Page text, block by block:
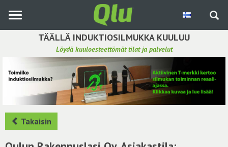
pääsisältöön
TÄÄLLÄ INDUKTIOSILMUKKA KUULUU
Löydä kuuloesteettömät tilat ja palvelut
Etsi induktiosilmukka
Tee ehdotus ja vaikuta kuulemiskokemukseen
Hae ehdotuksia
Käyttöohje
Takaisin